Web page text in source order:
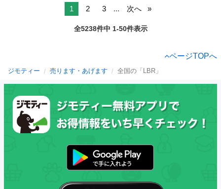
1 2 3 ... 次へ
全5238件中 1-50件表示
ページTOPへ
ジモティー 売ります・あげます 全国の「LBR」